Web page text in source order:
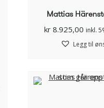
Mattias
kr8.925,00 inkl.
Legg til